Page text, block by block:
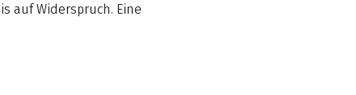
auf Widerspruch. Eine